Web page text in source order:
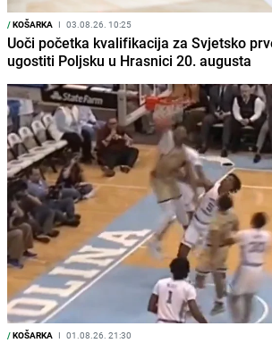
/KOŠARKA I 03.08.26. 10:25
Uoči početka kvalifikacija za Svjetsko
ugostiti Poljsku u Hrasnici 20. augusta
/KOŠARKA I 01.08.26. 21:30